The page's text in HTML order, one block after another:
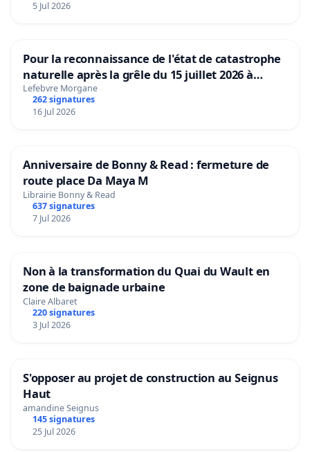
5 Jul 2026
Pour la reconnaissance de l'état de catastrophe
naturelle après la grêle du 15 juillet 2026 à
Aubenas et ses alentours
Lefebvre Morgane
262 signatures
16 Jul 2026
Anniversaire de Bonny & Read : fermeture de
route place Da Maya M
Librairie Bonny & Read
637 signatures
7 Jul 2026
Non à la transformation du Quai du Wault en
zone de baignade urbaine
Claire Albaret
220 signatures
3 Jul 2026
S'opposer au projet de construction au Seignus
Haut
amandine Seignus
145 signatures
25 Jul 2026